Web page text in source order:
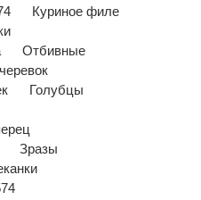
Куриное филе
Отбивные
Голубцы
Зразы